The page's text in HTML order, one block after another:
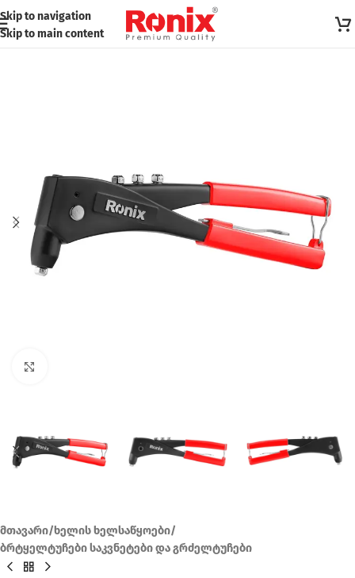
Skip to navigation
Skip to main content
მთავარი/ხელის ხელსაწყოები/
ბრტყელტუჩები საკვნეტები და გრძელტუჩები